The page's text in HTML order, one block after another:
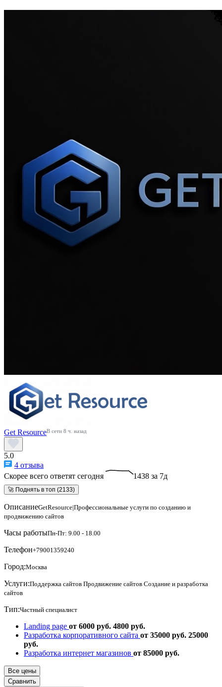
Get ResourceВ сети 8 ч. назад
5.0
4 отзыва
Скорее всего ответят сегодня
1438 за 7д
🚀 Поднять в топ (2133)
ОписаниеGetResource|Профессиональные услуги по созданию и
продвижению сайтов
Часы работыПн-Пт: 9.00 - 18.00
Телефон+79001359240
Город:Москва
Услуги:Поддержка сайтов Продвижение сайтов Создание и разработка
сайтов
Тип:Частный специалист
Landing page от 6000 руб. 4800 руб.
Разработка корпоративного сайта от 35000 руб. 25000
руб.
Разработка интернет магазинов от 85000 руб.
Все цены
Сравнить